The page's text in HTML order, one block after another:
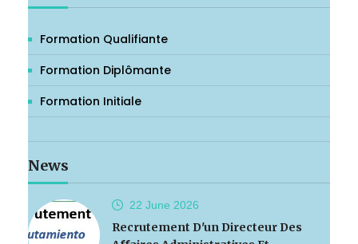
Formation Qualifiante
Formation Diplômante
Formation Initiale
News
22 June 2026
Recrutement D'un Directeur Des